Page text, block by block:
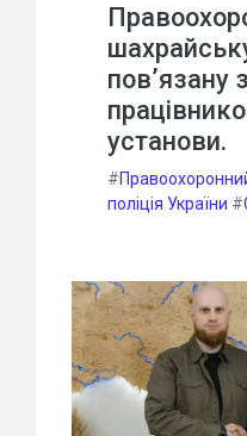
установи.
#
поліція України #